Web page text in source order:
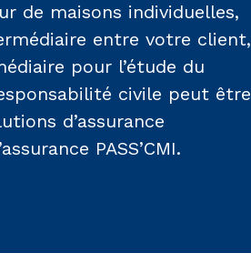
de maisons individuelles,
entre votre client,
pour l’étude du
civile peut être
d’assurance
PASS’CMI.